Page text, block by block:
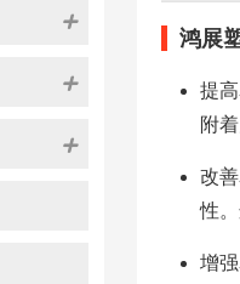
鸿展
提
附
改
性
增